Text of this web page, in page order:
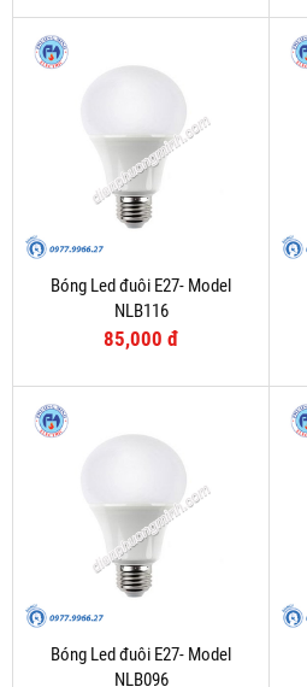
Bóng Led đuôi E27- Model
NLB116
85,000 đ
Bóng Led đuôi E27- Model
NLB096